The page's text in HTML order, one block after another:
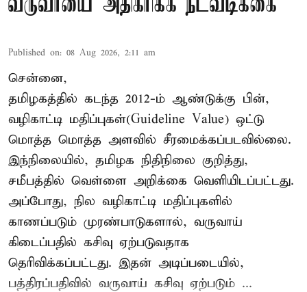
வருவாயை அதிகரிக்க நடவடிக்கை
Published on: 08 Aug 2026, 2:11 am
சென்னை,
தமிழகத்தில் கடந்த 2012-ம் ஆண்டுக்கு பின்,
வழிகாட்டி மதிப்புகள்(Guideline Value) ஒட்டு
மொத்த மொத்த அளவில் சீரமைக்கப்படவில்லை.
இந்நிலையில், தமிழக நிதிநிலை குறித்து,
சமீபத்தில் வெள்ளை அறிக்கை வெளியிடப்பட்டது.
அப்போது, நில வழிகாட்டி மதிப்புகளில்
காணப்படும் முரண்பாடுகளால், வருவாய்
கிடைப்பதில் கசிவு ஏற்படுவதாக
தெரிவிக்கப்பட்டது. இதன் அடிப்படையில்,
பத்திரப்பதிவில் வருவாய் கசிவு ஏற்படும் ...